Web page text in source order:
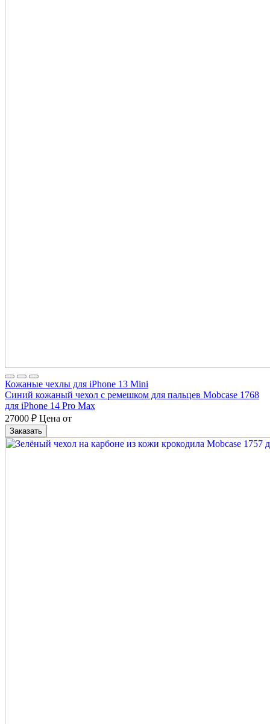
Кожаные чехлы для iPhone 13 Mini
Синий кожаный чехол с ремешком для пальцев Mobcase 1768
для iPhone 14 Pro Max
27000 ₽ Цена от
Заказать